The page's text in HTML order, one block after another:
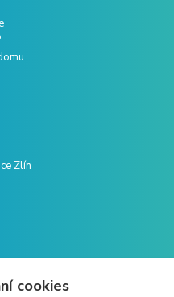
cookies